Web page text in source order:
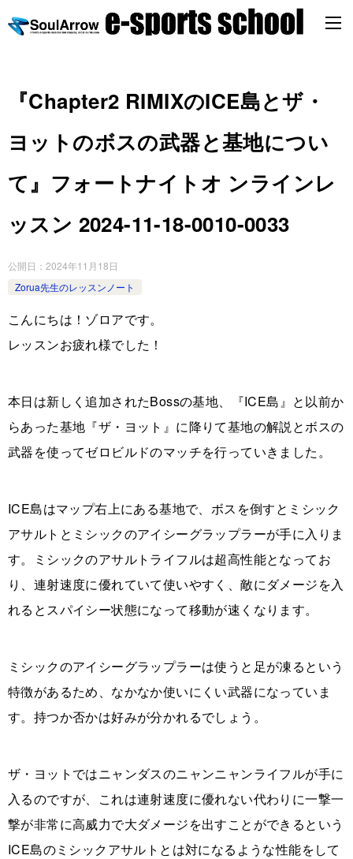
『Chapter2 RIMIXのICE島とザ・
ヨットのボスの武器と基地につい
て』フォートナイトオ ンラインレ
ッスン 2024-11-18-0010-0033
公開日： 2024年11月18日
Zorua先生のレッスンノート
こんにちは！ゾロアです。
レッスンお疲れ様でした！
本日は新しく追加されたBossの基地、『ICE島』と以前か
らあった基地『ザ・ヨット』に降りて基地の解説とボスの
武器を使ってゼロビルドのマッチを行っていきました。
ICE島はマップ右上にある基地で、ボスを倒すとミシック
アサルトとミシックのアイシーグラップラーが手に入りま
す。ミシックのアサルトライフルは超高性能となってお
り、連射速度に優れていて使いやすく、敵にダメージを入
れるとスパイシー状態になって移動が速くなります。
ミシックのアイシーグラップラーは使うと足が凍るという
特徴があるため、なかなか使いにくい武器になっていま
す。持つか否かは好みが分かれるでしょう。
ザ・ヨットではニャンダスのニャンニャンライフルが手に
入るのですが、これは連射速度に優れない代わりに一撃一
撃が非常に高威力で大ダメージを出すことができるという
ICE島のミシックアサルトとは対になるような性能をして